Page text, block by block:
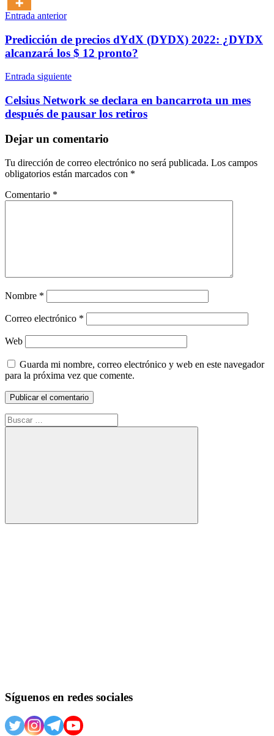
Navegación
de
entradas
Entrada anterior
Predicción de precios dYdX (DYDX) 2022: ¿DYDX
alcanzará los $ 12 pronto?
Entrada siguiente
Celsius Network se declara en bancarrota un mes
después de pausar los retiros
Dejar un comentario
Tu dirección de correo electrónico no será publicada. Los campos
obligatorios están marcados con *
Comentario *
Nombre *
Correo electrónico *
Web
Guarda mi nombre, correo electrónico y web en este navegador
para la próxima vez que comente.
Buscar:
Buscar
Síguenos en redes sociales